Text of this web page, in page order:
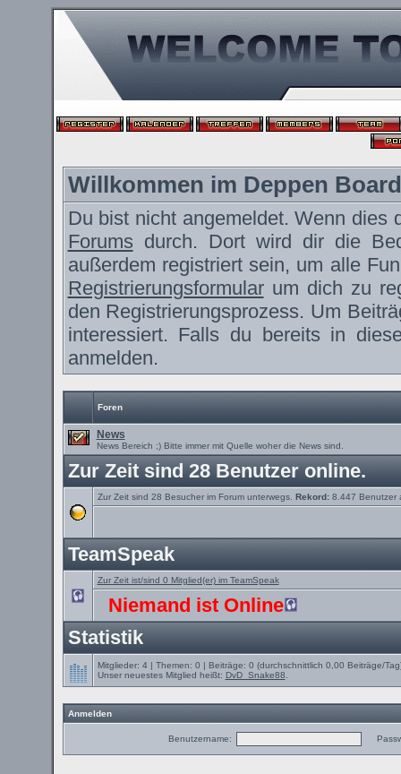
Willkommen im Deppen Board
Du bist nicht angemeldet. Wenn
Forums durch. Dort wird dir die
außerdem registriert sein, um alle
Registrierungsformularum dich zu
den Registrierungsprozess. Um
interessiert. Falls du bereits in
anmelden.
Foren
News
News Bereich ;) Bitte immer mit Quelle woher die News sind.
Zur Zeit sind 28 Benutzer online.
Zur Zeit sind 28 Besucher im Forum unterwegs. Rekord:8.447 Benutzer
TeamSpeak
Zur Zeit ist/sind 0 Mitglied(er) im TeamSpeak
Niemand ist Online
Statistik
Mitglieder: 4 | Themen: 0 | Beiträge: 0 (durchschnittlich 0,00 Beiträge/
Unser neuestes Mitglied heißt: DvD_Snake88
Anmelden
Benutzername: